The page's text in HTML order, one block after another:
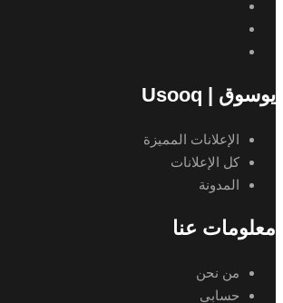
يوسوق | Usooq
الإعلانات المميزة
كل الإعلانات
المدونة
معلومات عنا
من نحن
حسابي